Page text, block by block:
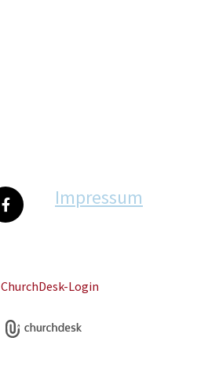
Impressum
ChurchDesk-Login